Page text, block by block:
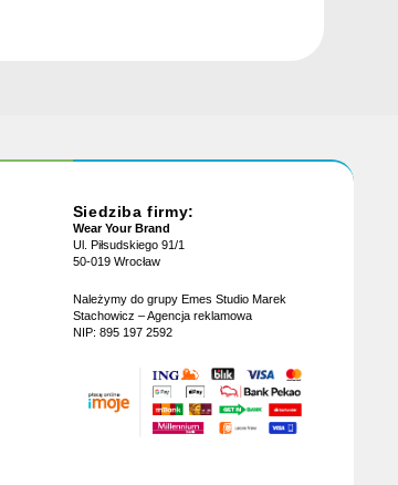
Siedziba firmy:
Wear Your Brand
Ul. Piłsudskiego 91/1
50-019 Wrocław
Należymy do grupy Emes Studio Marek
Stachowicz – Agencja reklamowa
NIP: 895 197 2592